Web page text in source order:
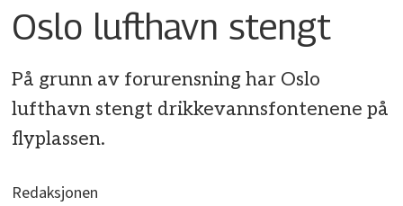
Oslo lufthavn stengt
På grunn av forurensning har Oslo
lufthavn stengt drikkevannsfontenene på
flyplassen.
Redaksjonen